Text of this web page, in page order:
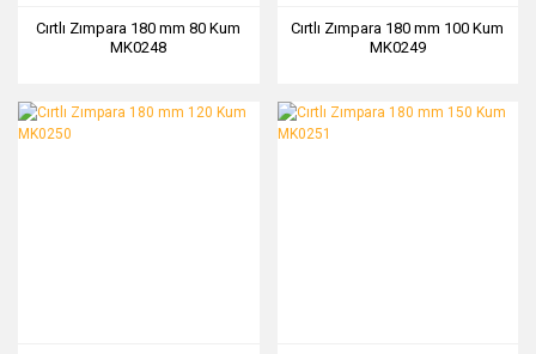
Cırtlı Zımpara 180 mm 80 Kum
MK0248
Cırtlı Zımpara 180 mm 100 Kum
MK0249